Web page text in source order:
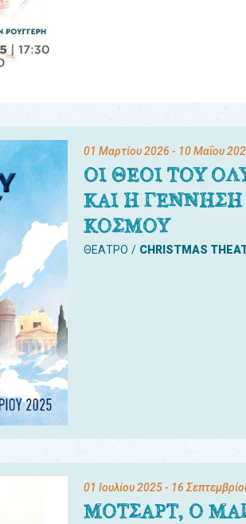
01 Μαρτίου 2026 - 10 Μαΐου
ΟΙ ΘΕΟΙ ΤΟΥ
ΚΑΙ Η ΓΕΝΝΗΣΗ
ΚΟΣΜΟΥ
ΘΕΑΤΡΟ CHRISTMAS
01 Ιουλίου 2025- 16
ΜΟΤΣΑΡΤ, Ο